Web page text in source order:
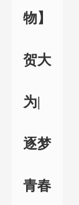
物】
贺大
为|
逐梦
青春